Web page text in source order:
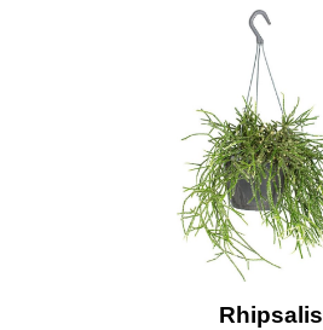
Rhipsalis